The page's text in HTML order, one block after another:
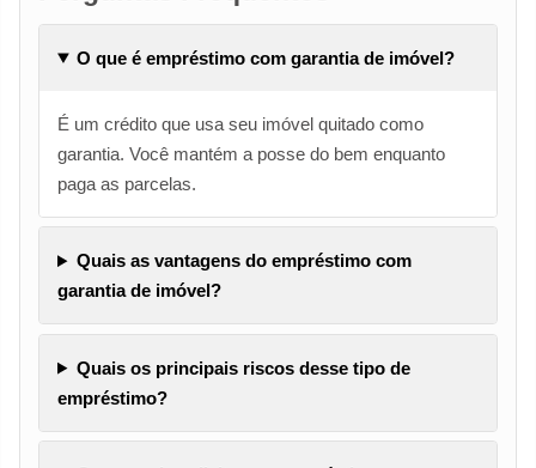
O que é empréstimo com garantia de imóvel?
É um crédito que usa seu imóvel quitado como
garantia. Você mantém a posse do bem enquanto
paga as parcelas.
Quais as vantagens do empréstimo com
garantia de imóvel?
Quais os principais riscos desse tipo de
empréstimo?